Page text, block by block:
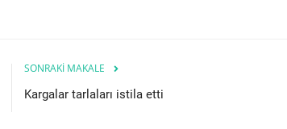
SONRAKI MAKALE
Kargalar tarlaları istila etti